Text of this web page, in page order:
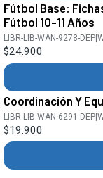
Fútbol Base:
Fútbol 10-11 Años
LIBR-LIB-WAN-9278-DEP |
$24.900
Coordinación Y
LIBR-LIB-WAN-6291-DEP|
$19.900